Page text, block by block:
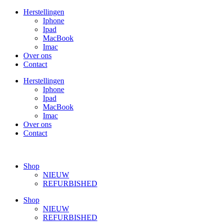
Herstellingen
Iphone
Ipad
MacBook
Imac
Over ons
Contact
Herstellingen
Iphone
Ipad
MacBook
Imac
Over ons
Contact
Shop
NIEUW
REFURBISHED
Shop
NIEUW
REFURBISHED